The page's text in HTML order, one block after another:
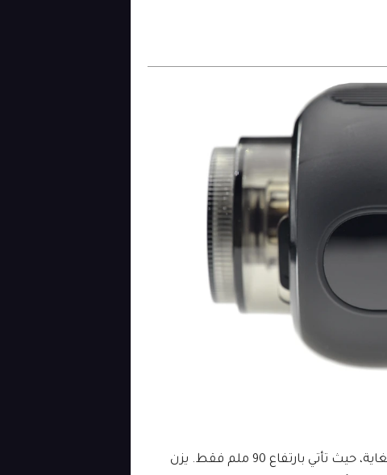
الشيشة الالكترونية Proteus Mini صغيرة الحجم للغاية، حيث تأتي بارتفاع 90 ملم فقط. يزن